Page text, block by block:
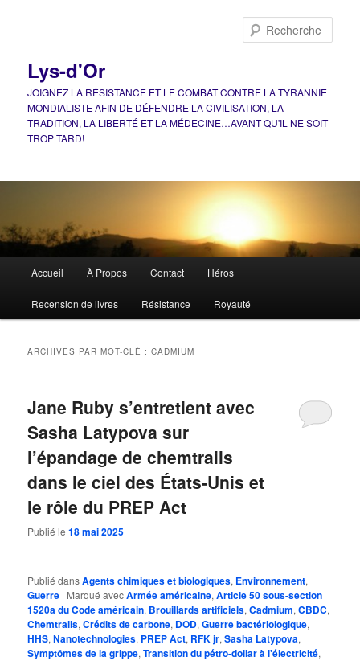
Lys-d'Or
JOIGNEZ LA RÉSISTANCE ET LE COMBAT CONTRE LA TYRANNIE
MONDIALISTE AFIN DE DÉFENDRE LA CIVILISATION, LA
TRADITION, LA LIBERTÉ ET LA MÉDECINE…AVANT QU'IL NE SOIT
TROP TARD!
principal
Accueil À Propos Contact Héros
Recension de livres Résistance Royauté
ARCHIVES PAR MOT-CLÉ :CADMIUM
Jane Ruby s’entretient avec
Sasha Latypova sur
l’épandage de chemtrails
dans le ciel des États-Unis et
le rôle du PREP Act
Publié le18 mai 2025
Publié dansAgents chimiques et biologiques, Environnement,
Guerre | Marqué avecArmée américaine,Article 50 sous-section
1520a du Code américain, Brouillards artificiels,Cadmium,CBDC,
Chemtrails,Crédits de carbone, DOD,Guerre bactériologique,
HHS,Nanotechnologies, PREP Act, RFK jr,Sasha Latypova,
Symptômes de la grippe,Transition du pétro-dollar à l'électricité,